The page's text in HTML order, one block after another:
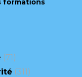
formations
(71)
(311)